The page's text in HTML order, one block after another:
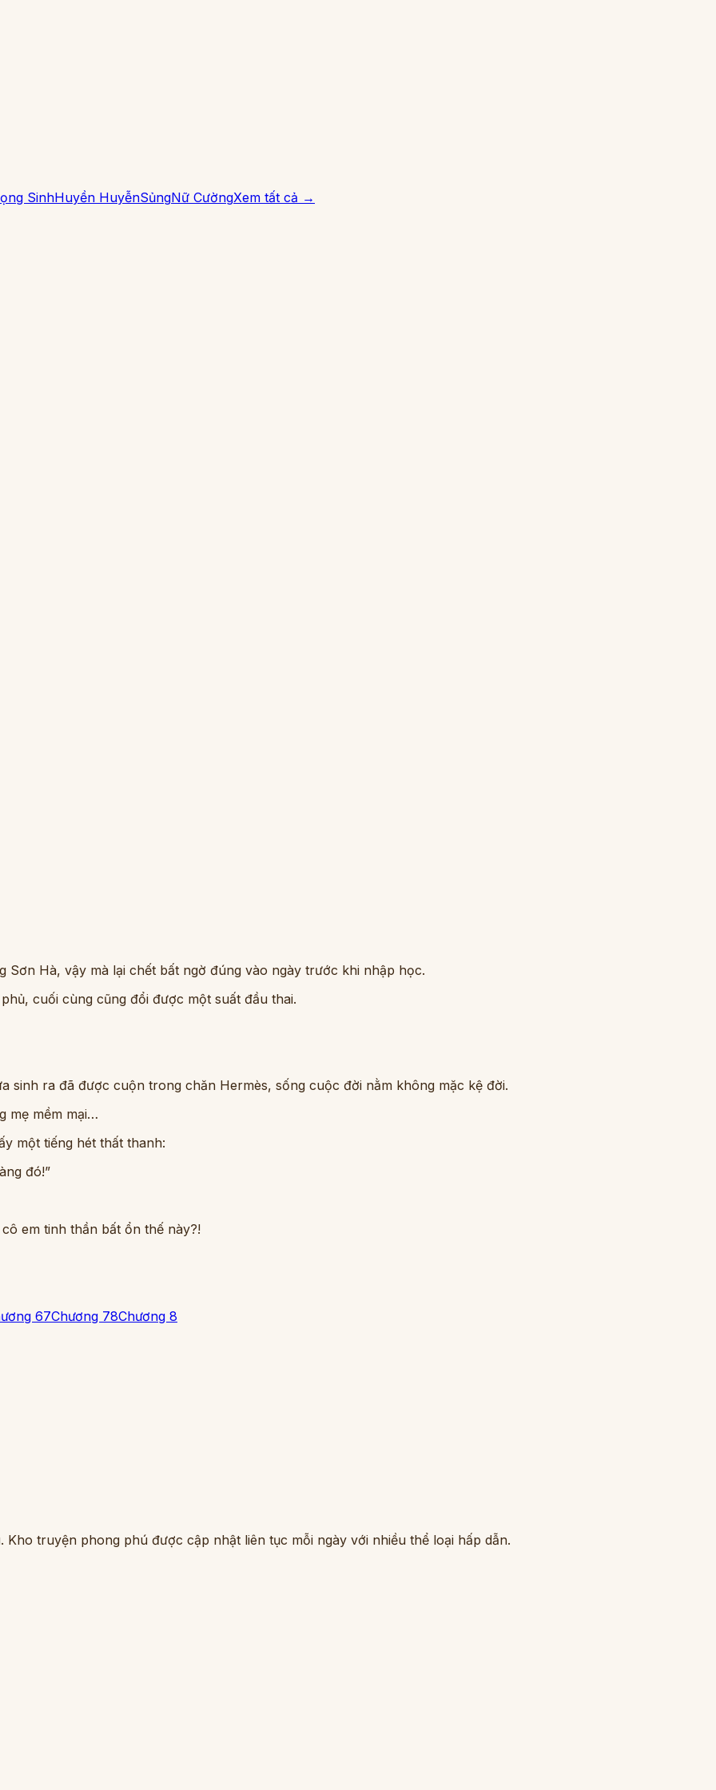
SinhHuyền HuyễnSủngNữ CườngXem tất cả →
Hà, vậy mà lại chết bất ngờ đúng vào ngày trước khi nhập học.
cuối cùng cũng đổi được một suất đầu thai.
sinh ra đã được cuộn trong chăn Hermès, sống cuộc đời nằm không mặc kệ đời.
mẹ mềm mại…
một tiếng hét thất thanh:
đó!”
em tinh thần bất ổn thế này?!
67Chương 78Chương 8
truyện phong phú được cập nhật liên tục mỗi ngày với nhiều thể loại hấp dẫn.